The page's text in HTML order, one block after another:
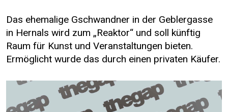
Das ehemalige Gschwandner in der Geblergasse
in Hernals wird zum „Reaktor“ und soll künftig
Raum für Kunst und Veranstaltungen bieten.
Ermöglicht wurde das durch einen privaten Käufer.